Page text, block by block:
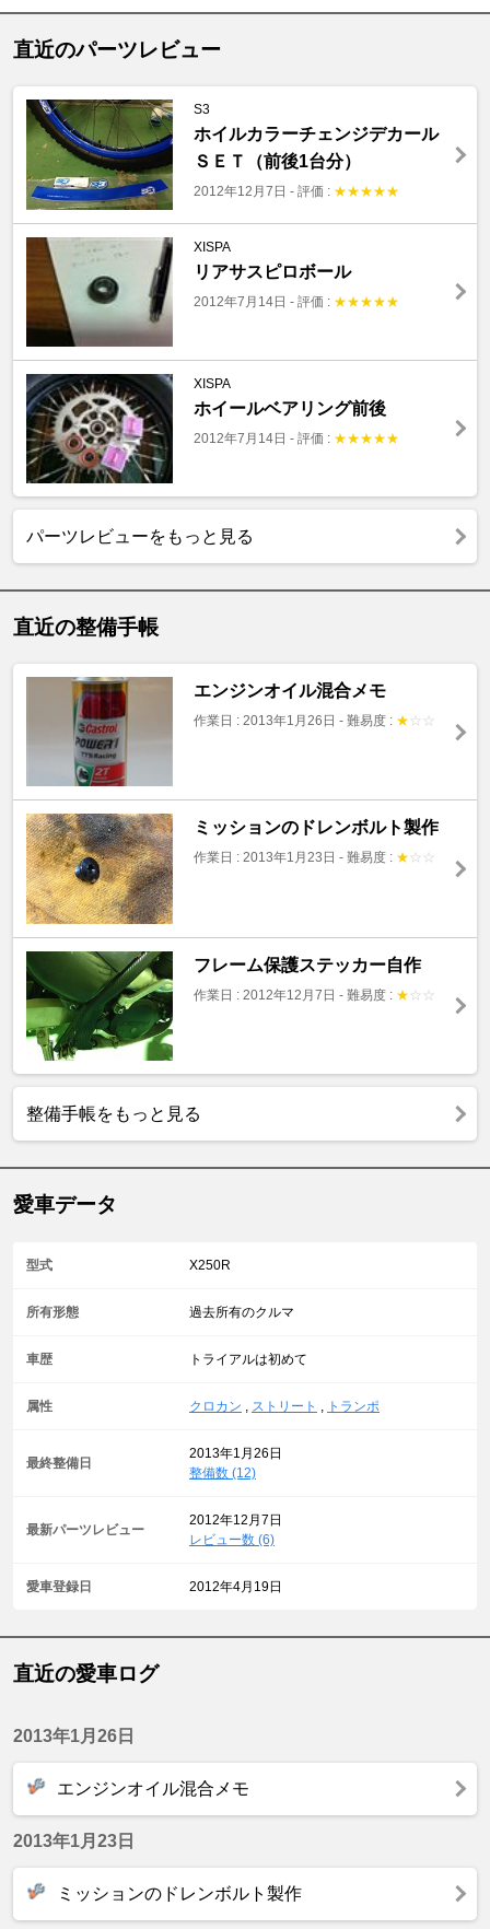
直近のパーツレビュー
S3
ホイルカラーチェンジデカール
ＳＥＴ（前後1台分）
2012年12月7日 - 評価 : ★★★★★
XISPA
リアサスピロボール
2012年7月14日 - 評価 : ★★★★★
XISPA
ホイールベアリング前後
2012年7月14日 - 評価 : ★★★★★
パーツレビューをもっと見る
直近の整備手帳
エンジンオイル混合メモ
作業日 : 2013年1月26日 - 難易度 : ★ ☆ ☆
ミッションのドレンボルト製作
作業日 : 2013年1月23日 - 難易度 : ★ ☆ ☆
フレーム保護ステッカー自作
作業日 : 2012年12月7日 - 難易度 : ★ ☆ ☆
整備手帳をもっと見る
愛車データ
型式 X250R
所有形態 過去所有のクルマ
車歴 トライアルは初めて
属性 クロカン , ストリート , トランポ
最終整備日
2013年1月26日
整備数 (12)
最新パーツレビュー
2012年12月7日
レビュー数 (6)
愛車登録日 2012年4月19日
直近の愛車ログ
2013年1月26日
エンジンオイル混合メモ
2013年1月23日
ミッションのドレンボルト製作